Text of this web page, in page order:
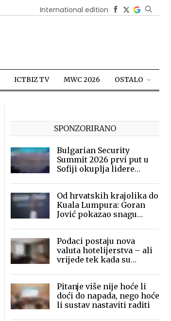
International edition
ICTBIZ TV MWC 2026 OSTALO
SPONZORIRANO
Bulgarian Security
Summit 2026 prvi put u
Sofiji okuplja lidere
Od hrvatskih krajolika do
Kuala Lumpura: Goran
Jović pokazao snagu
Podaci postaju nova
valuta hotelijerstva – ali
vrijede tek kada su
Pitanje više nije hoće li
doći do napada, nego hoće
li sustav nastaviti raditi